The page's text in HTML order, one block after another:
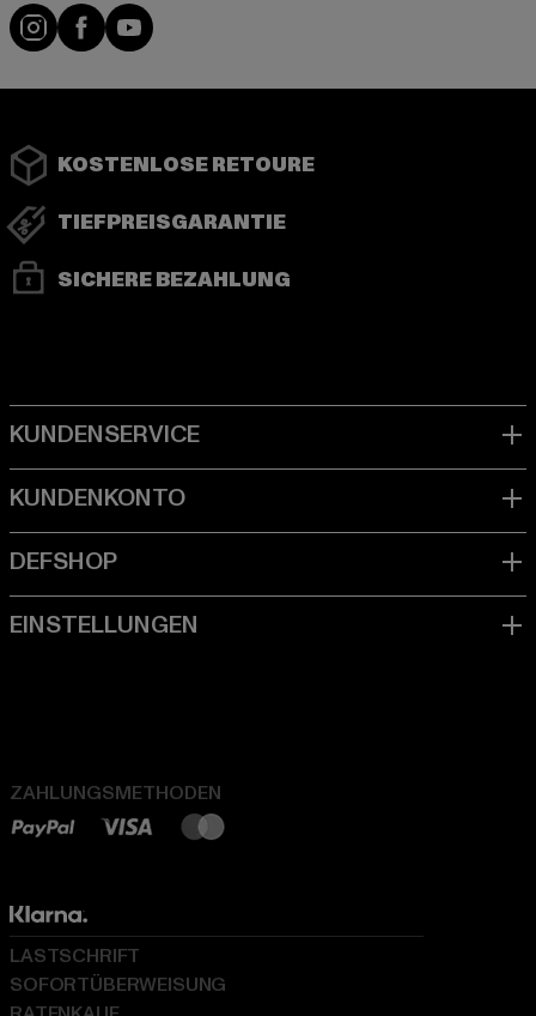
Instagram
FacebookYouTube
KOSTENLOSE RETOURE
TIEFPREISGARANTIE
SICHERE BEZAHLUNG
ZAHLUNGSMETHODEN
LASTSCHRIFT
SOFORTÜBERWEISUNG